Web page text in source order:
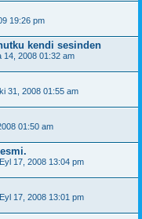
19:26 pm
kendi sesinden
14, 2008 01:32 am
31, 2008 01:55 am
01:50 am
17, 2008 13:04 pm
17, 2008 13:01 pm